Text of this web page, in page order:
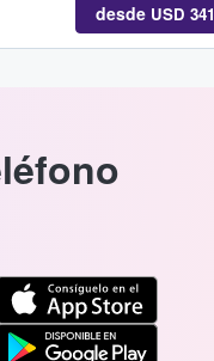
desde USD 341